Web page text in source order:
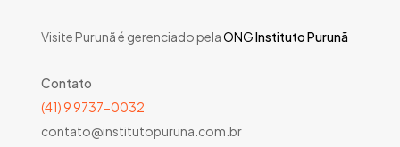
Visite Purunã é gerenciado pelaONGInstituto Purunã
Contato
(41) 9 9737-0032
contato@institutopuruna.com.br